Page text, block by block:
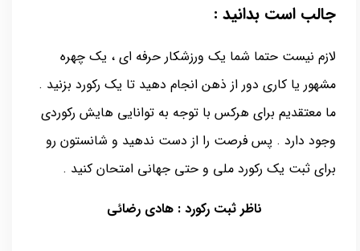
جالب است بدانید :
لازم نیست حتما شما یک ورزشکار حرفه ای ، یک چهره
مشهور یا کاری دور از ذهن انجام دهید تا یک رکورد بزنید .
ما معتقدیم برای هرکس با توجه به توانایی هایش رکوردی
وجود دارد . پس فرصت را از دست ندهید و شانستون رو
برای ثبت یک رکورد ملی و حتی جهانی امتحان کنید .
ناظر ثبت رکورد : هادی رضائی